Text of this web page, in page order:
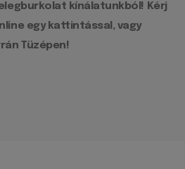
kínálatunkból! Kérj
egy kattintással, vagy
Tüzépen!